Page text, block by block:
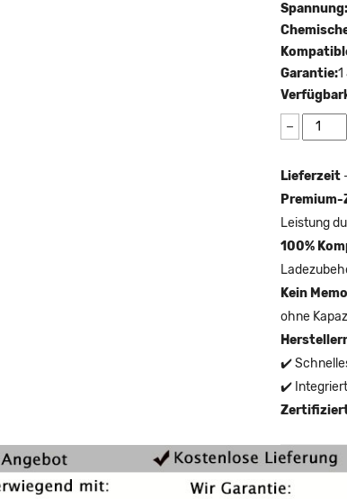
Spannung:
Garantie:
−
Lieferzeit
Leistung
100%
Kein
ohne
✔️
✔️